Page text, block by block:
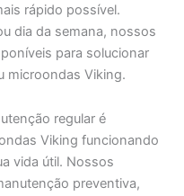
rápido possível.
dia da semana, nossos
para solucionar
microondas Viking.
regular é
Viking funcionando
vida útil. Nossos
preventiva,